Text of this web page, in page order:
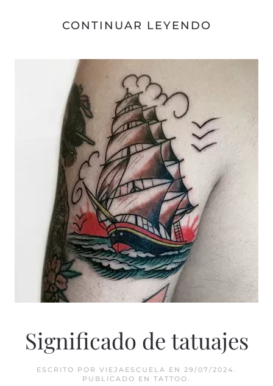
CONTINUAR LEYENDO
Significado de tatuajes
ESCRITO POR VIEJAESCUELA EN 29/07/2024
PUBLICADO EN TATTOO